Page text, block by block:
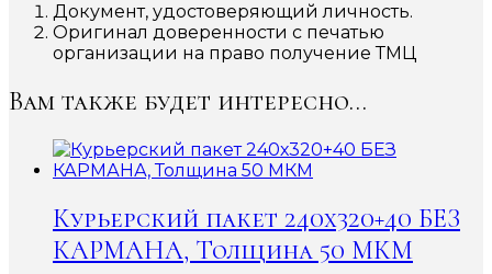
Документ, удостоверяющий личность.
Оригинал доверенности с печатью
организации на право получение ТМЦ
Вам также будет интересно…
Курьерский пакет 240х320+40 БЕЗ
КАРМАНА, Толщина 50 МКМ